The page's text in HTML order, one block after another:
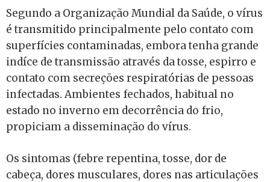
Segundo a Organização Mundial da Saúde, o vírus
é transmitido principalmente pelo contato com
superfícies contaminadas, embora tenha grande
indíce de transmissão através da tosse, espirro e
contato com secreções respiratórias de pessoas
infectadas. Ambientes fechados, habitual no
estado no inverno em decorrência do frio,
propiciam a disseminação do vírus.
Os sintomas (febre repentina, tosse, dor de
cabeça, dores musculares, dores nas articulações